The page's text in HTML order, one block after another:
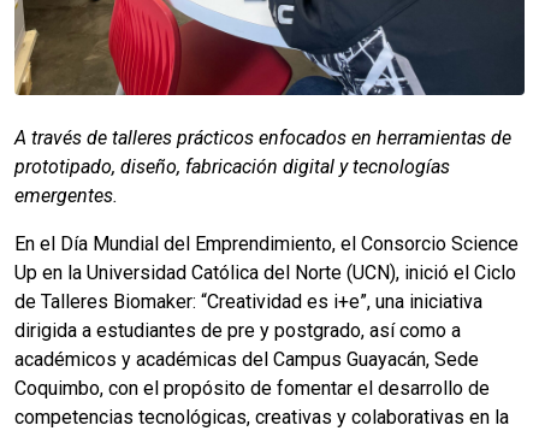
A través de talleres prácticos enfocados en herramientas de
prototipado, diseño, fabricación digital y tecnologías
emergentes.
En el Día Mundial del Emprendimiento, el Consorcio Science
Up en la Universidad Católica del Norte (UCN), inició el Ciclo
de Talleres Biomaker: “Creatividad es i+e”, una iniciativa
dirigida a estudiantes de pre y postgrado, así como a
académicos y académicas del Campus Guayacán, Sede
Coquimbo, con el propósito de fomentar el desarrollo de
competencias tecnológicas, creativas y colaborativas en la